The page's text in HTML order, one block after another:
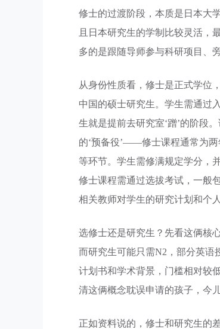
修士的过渡阶段，本质是日本大
且日本研究生的学制比较灵活，
多的是跟随导师参与科研项目、
从身份性质看，修士是正式学
中国的硕士研究生。学生需通过
生就是提前去研究室‘蹭’的阶段
的‘预备役’——修士课程通常为
等环节。学生需修满规定学分，
修士课程需通过选拔考试，一般
相关教师对学生的研究计划和个
选修士还是研究生？先看这俩核
而研究生可能只需N2，部分英语
计划书和学术背景，门槛相对较
清这俩概念耽误申请的孩子，今
正如资料说的，修士和研究生的